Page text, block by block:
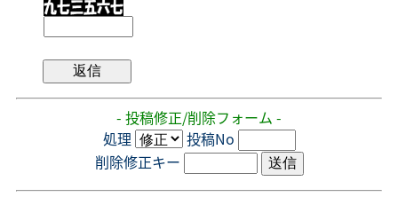
- 投稿修正/削除フォーム -
処理
投稿No
削除修正キー